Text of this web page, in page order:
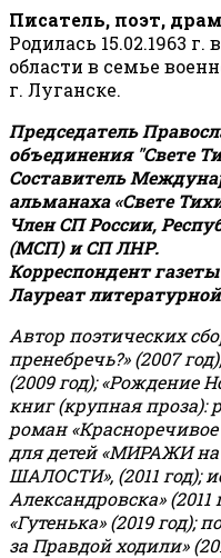
Писатель, поэт,
Родилась 15.02.1963 г.
области в семье
г. Луганске.
Председатель
объединения "Свете
Составитель
альманаха «Свете
Член СП России,
(МСП) и СП ЛНР.
Корреспондент
Лауреат
Автор поэтических
пренебречь?» (2007
(2009 год); «Рождение
книг (крупная проза):
роман
для детей «МИРАЖИ на
ШАЛОСТИ», (2011 год);
Александровска»
«Гутенька» (2019 год);
за Правдой ходили»